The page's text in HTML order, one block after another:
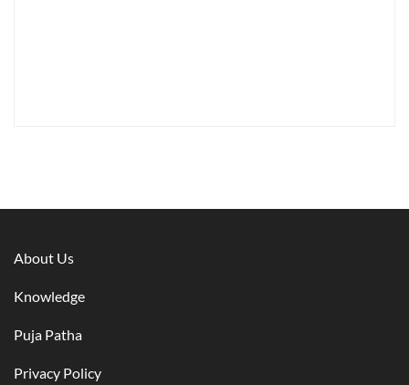
About Us
Knowledge
Puja Patha
Privacy Policy